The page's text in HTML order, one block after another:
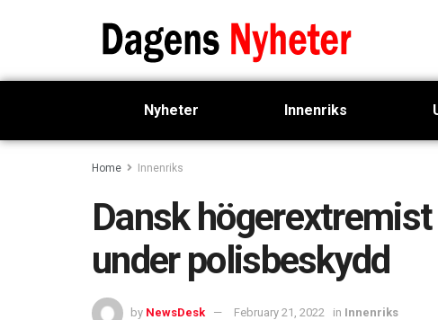
Nyheter Innenriks
Home Innenriks
Dansk
under polisbeskydd
by NewsDesk February 21, 2022 in Innenriks